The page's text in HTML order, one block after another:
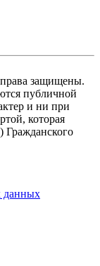
защищены.
публичной
и ни при
которая
Гражданского
данных